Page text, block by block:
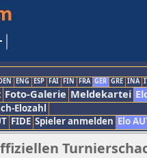
ENG ESP FAI FIN FRA GER GRE INA
Foto-Galerie Meldekartei
Elozahl
FIDE Spieler anmelden Elo